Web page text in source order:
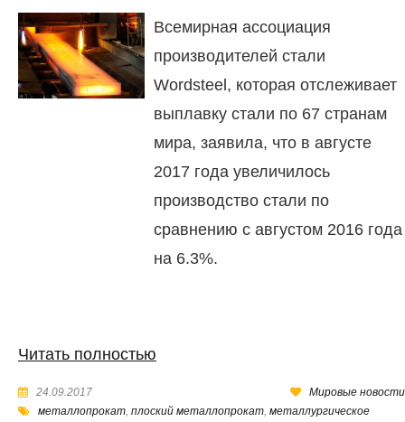
Всемирная ассоциация
производителей стали
Wordsteel, которая отслеживает
выплавку стали по 67 странам
мира, заявила, что в августе
2017 года увеличилось
производство стали по
сравнению с августом 2016 года
на 6.3%.
Читать полностью
24.09.2017
Мировые новости
металлопрокат, плоский металлопрокат, металлургическое